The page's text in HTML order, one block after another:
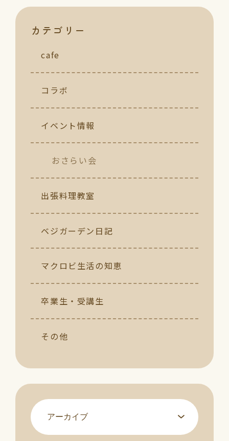
カテゴリー
cafe
コラボ
イベント情報
おさらい会
出張料理教室
ベジガーデン日記
マクロビ生活の知恵
卒業生・受講生
その他